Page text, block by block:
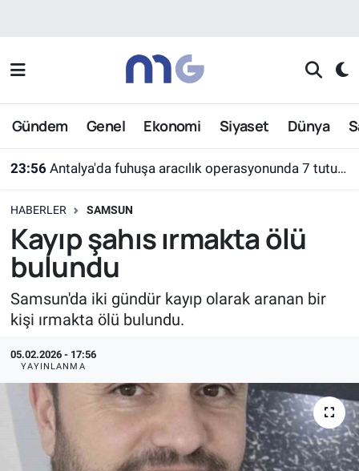
Gündem Genel Ekonomi Siyaset Dünya
23:56 Antalya'da fuhuşa aracılık operasyonunda 7 tutuklama
HABERLER SAMSUN
Kayıp şahıs ırmakta ölü
bulundu
Samsun'da iki gündür kayıp olarak aranan bir
kişi ırmakta ölü bulundu.
05.02.2026 - 17:56
YAYINLANMA
Nöbetçi Eczaneler
Hava Durumu
Süper Lig Puan Durumu ve Fikstür
Tüm Manşetler
Son Dakika Haberleri
Haber Arşivi